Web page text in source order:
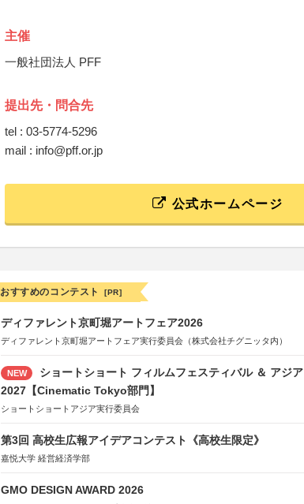
主催
一般社団法人 PFF
提出先・問合先
tel : 03-5774-5296
mail : info@pff.or.jp
公式ホームページ
おすすめのコンテスト [PR]
ディファレント京町堀アートフェア2026
ディファレント京町堀アートフェア実行委員会（株式会社チグニッタ内）
NEW
ショートショート フィルムフェスティバル ＆ アジア
2027【Cinematic Tokyo部門】
ショートショートアジア実行委員会
第3回 高校生広報アイデアコンテスト《高校生限定》
嘉悦大学 経営経済学部
GMO DESIGN AWARD 2026